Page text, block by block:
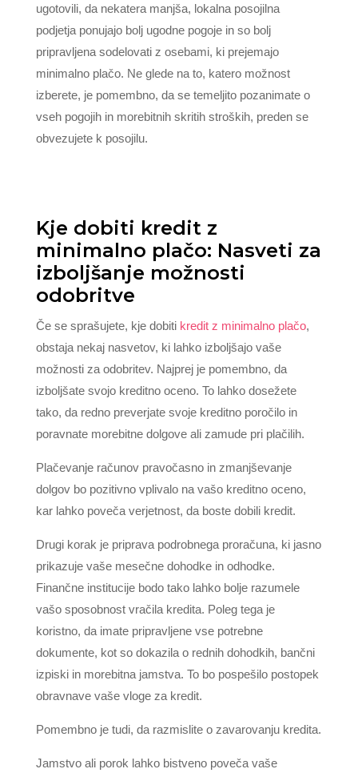
ugotovili, da nekatera manjša, lokalna posojilna
podjetja ponujajo bolj ugodne pogoje in so bolj
pripravljena sodelovati z osebami, ki prejemajo
minimalno plačo. Ne glede na to, katero možnost
izberete, je pomembno, da se temeljito pozanimate o
vseh pogojih in morebitnih skritih stroških, preden se
obvezujete k posojilu.
Kje dobiti kredit z
minimalno plačo: Nasveti za
izboljšanje možnosti
odobritve
Če se sprašujete, kje dobiti kredit z minimalno plačo,
obstaja nekaj nasvetov, ki lahko izboljšajo vaše
možnosti za odobritev. Najprej je pomembno, da
izboljšate svojo kreditno oceno. To lahko dosežete
tako, da redno preverjate svoje kreditno poročilo in
poravnate morebitne dolgove ali zamude pri plačilih.
Plačevanje računov pravočasno in zmanjševanje
dolgov bo pozitivno vplivalo na vašo kreditno oceno,
kar lahko poveča verjetnost, da boste dobili kredit.
Drugi korak je priprava podrobnega proračuna, ki jasno
prikazuje vaše mesečne dohodke in odhodke.
Finančne institucije bodo tako lahko bolje razumele
vašo sposobnost vračila kredita. Poleg tega je
koristno, da imate pripravljene vse potrebne
dokumente, kot so dokazila o rednih dohodkih, bančni
izpiski in morebitna jamstva. To bo pospešilo postopek
obravnave vaše vloge za kredit.
Pomembno je tudi, da razmislite o zavarovanju kredita.
Jamstvo ali porok lahko bistveno poveča vaše